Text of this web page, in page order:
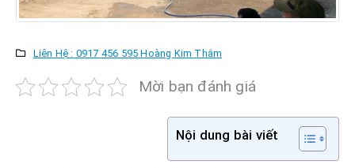
Liên Hệ : 0917 456 595 Hoàng Kim Thắm
Mời bạn đánh giá
Nội dung bài viết